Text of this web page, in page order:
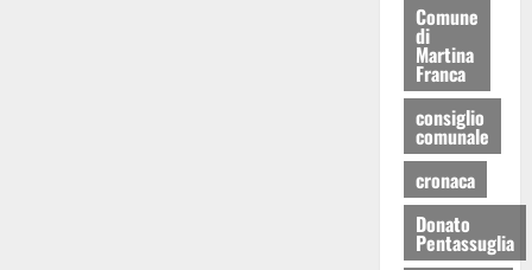
Comune
di
Martina
Franca
consiglio
comunale
cronaca
Donato
Pentassuglia